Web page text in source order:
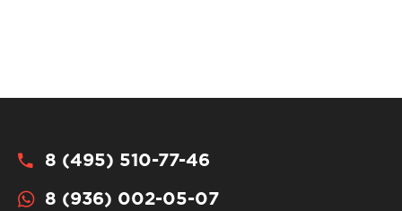
8 (495) 510-77-46
8 (936) 002-05-07